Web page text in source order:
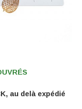
au delà expédié